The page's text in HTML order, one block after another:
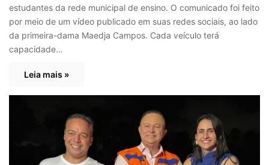
estudantes da rede municipal de ensino. O comunicado foi feito
por meio de um vídeo publicado em suas redes sociais, ao lado
da primeira-dama Maedja Campos. Cada veículo terá
capacidade…
Leia mais »